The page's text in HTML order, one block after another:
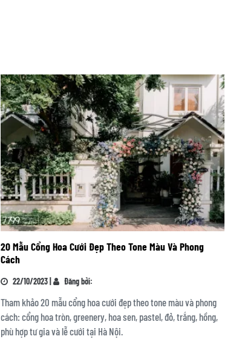
20 Mẫu Cổng Hoa Cưới Đẹp Theo Tone Màu Và Phong
Cách
22/10/2023 | Đăng bởi:
Tham khảo 20 mẫu cổng hoa cưới đẹp theo tone màu và phong
cách: cổng hoa tròn, greenery, hoa sen, pastel, đỏ, trắng, hồng,
phù hợp tư gia và lễ cưới tại Hà Nội.